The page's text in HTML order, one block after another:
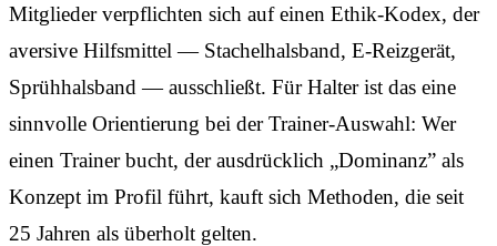
Mitglieder verpflichten sich auf einen Ethik-Kodex, der
aversive Hilfsmittel — Stachelhalsband, E-Reizgerät,
Sprühhalsband — ausschließt. Für Halter ist das eine
sinnvolle Orientierung bei der Trainer-Auswahl: Wer
einen Trainer bucht, der ausdrücklich „Dominanz” als
Konzept im Profil führt, kauft sich Methoden, die seit
25 Jahren als überholt gelten.